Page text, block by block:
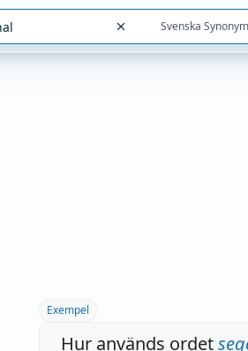
Svenska
Exempel
Hur används ordet